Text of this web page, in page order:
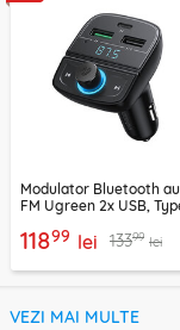
Modulator Bluetooth
FM Ugreen 2x USB,
11899 lei 13399 lei
VEZI MAI MULTE